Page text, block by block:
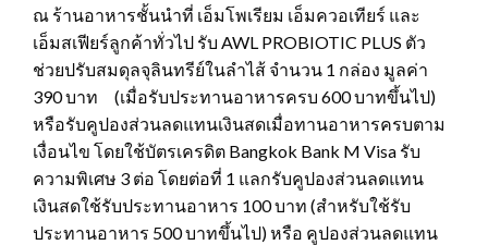
ณ ร้านอาหารชั้นนำที่ เอ็มโพเรียม เอ็มควอเทียร์ และ
เอ็มสเฟียร์ลูกค้าทั่วไป รับ AWL PROBIOTIC PLUS ตัว
ช่วยปรับสมดุลจุลินทรีย์ในลำไส้ จำนวน 1 กล่อง มูลค่า
390 บาท (เมื่อรับประทานอาหารครบ 600 บาทขึ้นไป)
หรือรับคูปองส่วนลดแทนเงินสดเมื่อทานอาหารครบตาม
เงื่อนไข โดยใช้บัตรเครดิต Bangkok Bank M Visa รับ
ความพิเศษ 3 ต่อ โดยต่อที่ 1 แลกรับคูปองส่วนลดแทน
เงินสดใช้รับประทานอาหาร 100 บาท (สำหรับใช้รับ
ประทานอาหาร 500 บาทขึ้นไป) หรือ คูปองส่วนลดแทน